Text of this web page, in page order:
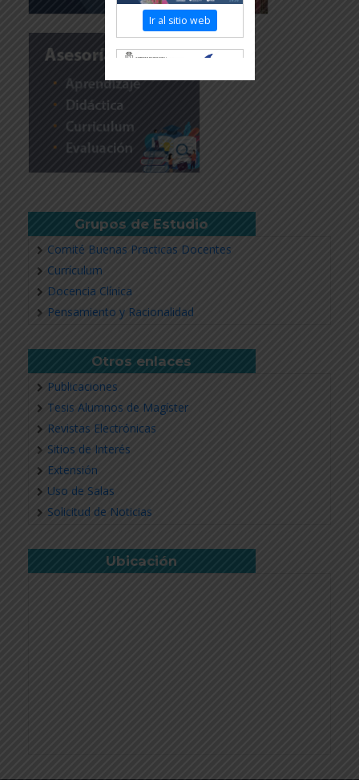
Grupos de Estudio
Comité Buenas Practicas Docentes
Currículum
Docencia Clínica
Pensamiento y Racionalidad
Otros enlaces
Publicaciones
Tesis Alumnos de Magíster
Revistas Electrónicas
Sitios de Interés
Extensión
Uso de Salas
Solicitud de Noticias
Ubicación
Ir al sitio web
Revisar más información